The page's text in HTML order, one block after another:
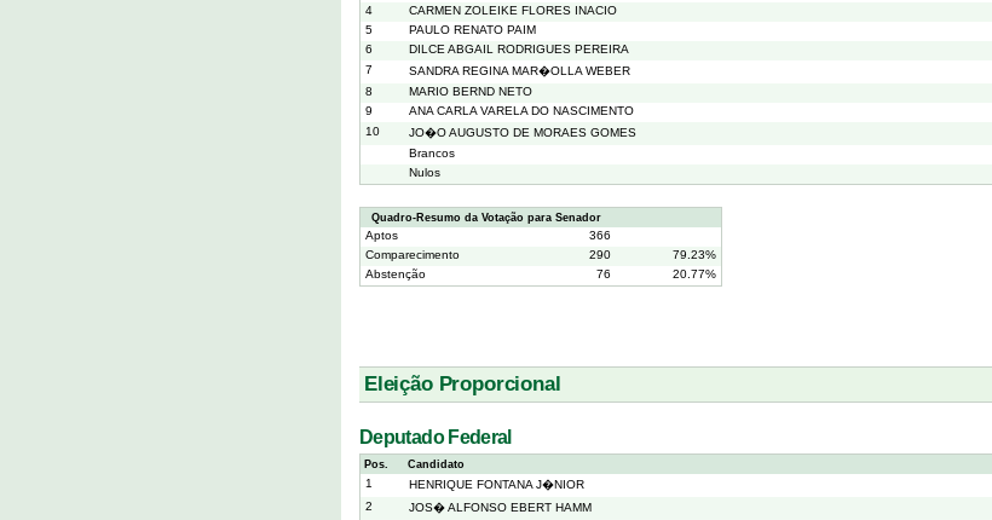
4
CARMEN ZOLEIKE FLORES INACIO
5
PAULO RENATO PAIM
6
DILCE ABGAIL RODRIGUES PEREIRA
7
SANDRA REGINA MAR�OLLA WEBER
8
MARIO BERND NETO
9
ANA CARLA VARELA DO NASCIMENTO
10
JO�O AUGUSTO DE MORAES GOMES
Brancos
Nulos
Quadro-Resumo da Votação para Senador
Aptos
366
Comparecimento
290
79.23%
Abstenção
76 20.77%
Eleição Proporcional
Deputado Federal
Pos. Candidato
1 HENRIQUE FONTANA J�NIOR
2
JOS� ALFONSO EBERT HAMM